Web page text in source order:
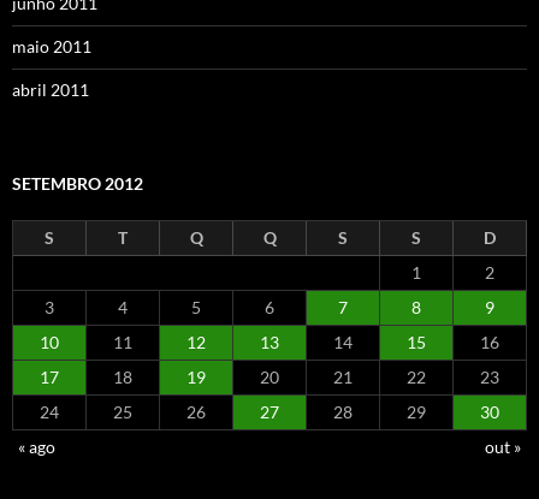
maio 2011
abril 2011
SETEMBRO 2012
S T Q Q S S
D
1
2
3
4 5 6 7 8
9
10
11 12 13 14 15
16
17
18 19 20 21 22
23
24
25 26 27 28 29
30
« ago
out »